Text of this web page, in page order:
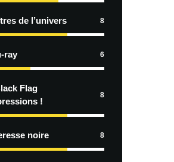
de l’univers 8
ray 6
Flag
!
8
noire 8